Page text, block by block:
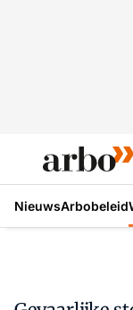
NieuwsArbobeleid